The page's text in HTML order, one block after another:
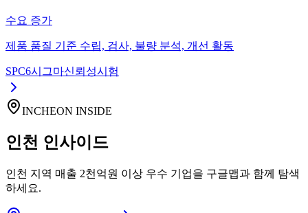
수요 증가
제품 품질 기준 수립, 검사, 불량 분석, 개선 활동
SPC6시그마신뢰성시험
INCHEON INSIDE
인천 인사이드
인천 지역 매출 2천억원 이상 우수 기업을 구글맵과 함께 탐색
하세요.